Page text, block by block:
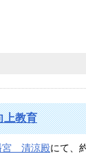
上教育
宮 清涼殿にて、